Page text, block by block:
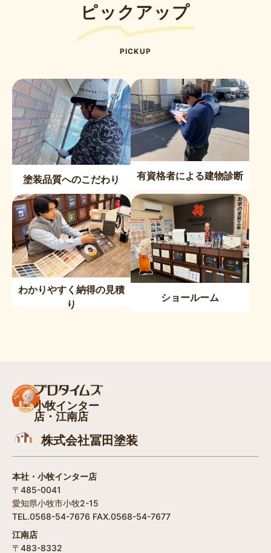
ピックアップ
PICKUP
塗装品質へのこだわり 有資格者による建物診断
わかりやすく納得の見積
り
ショールーム
小牧インター
店・江南店
株式会社冨田塗装
本社・小牧インター店
〒485-0041
愛知県小牧市小牧2-15
TEL.0568-54-7676 FAX.0568-54-7677
江南店
〒483-8332